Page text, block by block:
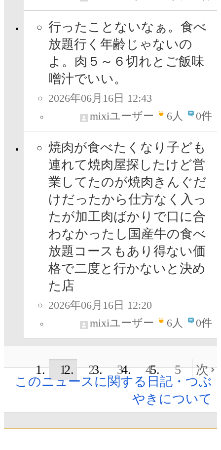
行ったことないなぁ。食べ
放題行く年齢じゃないの
よ。肉５～６切れとご飯味
噌汁でいい。
2026年06月16日 12:43
mixiユーザー
6人 0件
焼肉が食べたくなり子ども
連れて焼肉屋探したけど営
業してたのが焼肉きんぐだ
けだったから仕方なく入っ
たが加工肉ばかりで口に合
わなかったし国産牛の食べ
放題コースもあり得ない価
格で二度と行かないと決め
た店
2026年06月16日 12:20
mixiユーザー
6人 0件
1 2 3 4 5
次
このニュースに関する日記・つぶ
やきについて